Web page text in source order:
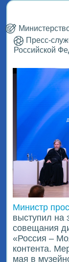
Пресс-
Российской
Министр
выступил на
совещания
«Россия –
контента.
мая в